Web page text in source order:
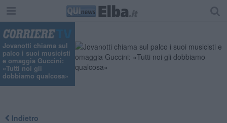
Jovanotti chiama sul
palco i suoi musicisti
e omaggia Guccini:
«Tutti noi gli
dobbiamo qualcosa»
Indietro